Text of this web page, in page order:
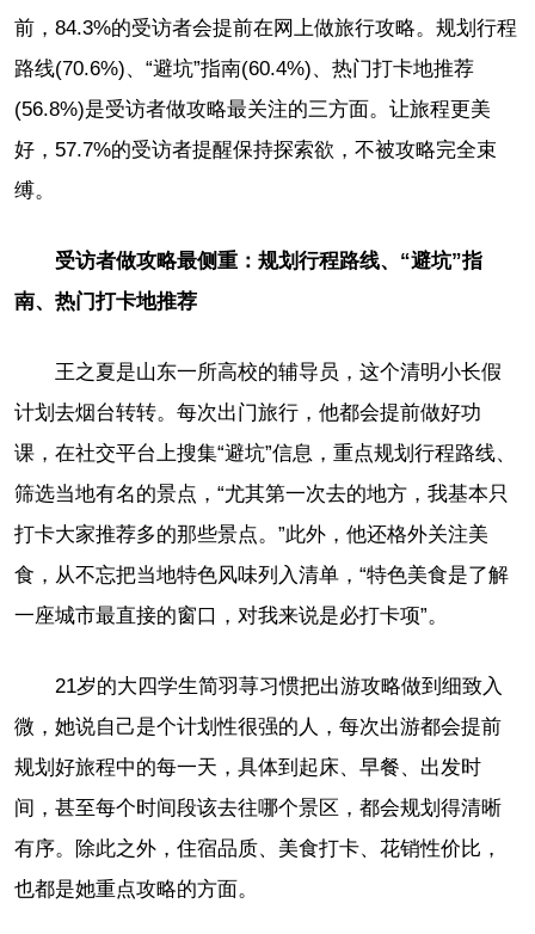
前，84.3%的受访者会提前在网上做旅行攻略。规划行程
路线(70.6%)、“避坑”指南(60.4%)、热门打卡地推荐
(56.8%)是受访者做攻略最关注的三方面。让旅程更美
好，57.7%的受访者提醒保持探索欲，不被攻略完全束
缚。
受访者做攻略最侧重：规划行程路线、“避坑”指
南、热门打卡地推荐
王之夏是山东一所高校的辅导员，这个清明小长假
计划去烟台转转。每次出门旅行，他都会提前做好功
课，在社交平台上搜集“避坑”信息，重点规划行程路线、
筛选当地有名的景点，“尤其第一次去的地方，我基本只
打卡大家推荐多的那些景点。”此外，他还格外关注美
食，从不忘把当地特色风味列入清单，“特色美食是了解
一座城市最直接的窗口，对我来说是必打卡项”。
21岁的大四学生简羽荨习惯把出游攻略做到细致入
微，她说自己是个计划性很强的人，每次出游都会提前
规划好旅程中的每一天，具体到起床、早餐、出发时
间，甚至每个时间段该去往哪个景区，都会规划得清晰
有序。除此之外，住宿品质、美食打卡、花销性价比，
也都是她重点攻略的方面。